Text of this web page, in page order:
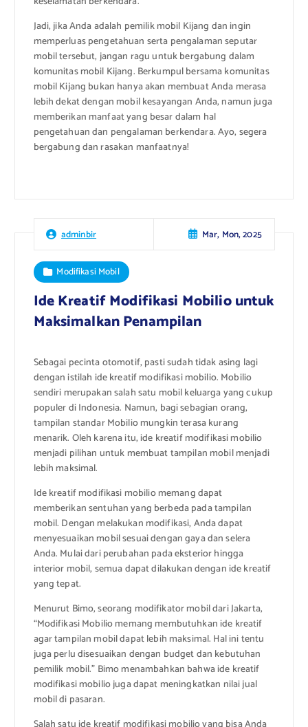
Jadi, jika Anda adalah pemilik mobil Kijang dan ingin
memperluas pengetahuan serta pengalaman seputar
mobil tersebut, jangan ragu untuk bergabung dalam
komunitas mobil Kijang. Berkumpul bersama komunitas
mobil Kijang bukan hanya akan membuat Anda merasa
lebih dekat dengan mobil kesayangan Anda, namun juga
memberikan manfaat yang besar dalam hal
pengetahuan dan pengalaman berkendara. Ayo, segera
bergabung dan rasakan manfaatnya!
adminbir Mar, Mon, 2025
Modifikasi Mobil
Ide Kreatif Modifikasi Mobilio untuk
Maksimalkan Penampilan
Sebagai pecinta otomotif, pasti sudah tidak asing lagi
dengan istilah ide kreatif modifikasi mobilio. Mobilio
sendiri merupakan salah satu mobil keluarga yang cukup
populer di Indonesia. Namun, bagi sebagian orang,
tampilan standar Mobilio mungkin terasa kurang
menarik. Oleh karena itu, ide kreatif modifikasi mobilio
menjadi pilihan untuk membuat tampilan mobil menjadi
lebih maksimal.
Ide kreatif modifikasi mobilio memang dapat
memberikan sentuhan yang berbeda pada tampilan
mobil. Dengan melakukan modifikasi, Anda dapat
menyesuaikan mobil sesuai dengan gaya dan selera
Anda. Mulai dari perubahan pada eksterior hingga
interior mobil, semua dapat dilakukan dengan ide kreatif
yang tepat.
Menurut Bimo, seorang modifikator mobil dari Jakarta,
“Modifikasi Mobilio memang membutuhkan ide kreatif
agar tampilan mobil dapat lebih maksimal. Hal ini tentu
juga perlu disesuaikan dengan budget dan kebutuhan
pemilik mobil.” Bimo menambahkan bahwa ide kreatif
modifikasi mobilio juga dapat meningkatkan nilai jual
mobil di pasaran.